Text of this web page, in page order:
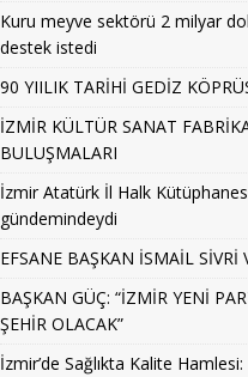
Kuru meyve sektörü 2 milyar
destek istedi
90 YIILIK TARİHİ GEDİZ
İZMİR KÜLTÜR SANAT
BULUŞMALARI
İzmir Atatürk İl Halk
gündemindeydi
EFSANE BAŞKAN İSMAİL
BAŞKAN GÜÇ: “İZMİR YENİ
ŞEHİR OLACAK”
İzmir’de Sağlıkta Kalite